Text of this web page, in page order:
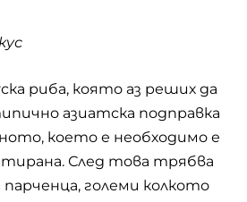
риба, която аз реших да
азиатска подправка
което е необходимо е
След това трябва
големи колкото